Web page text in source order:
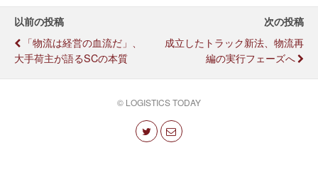
以前の投稿
「物流は経営の血流だ」、
大手荷主が語るSCの本質
次の投稿
成立したトラック新法、物流再
編の実行フェーズへ
© LOGISTICS TODAY